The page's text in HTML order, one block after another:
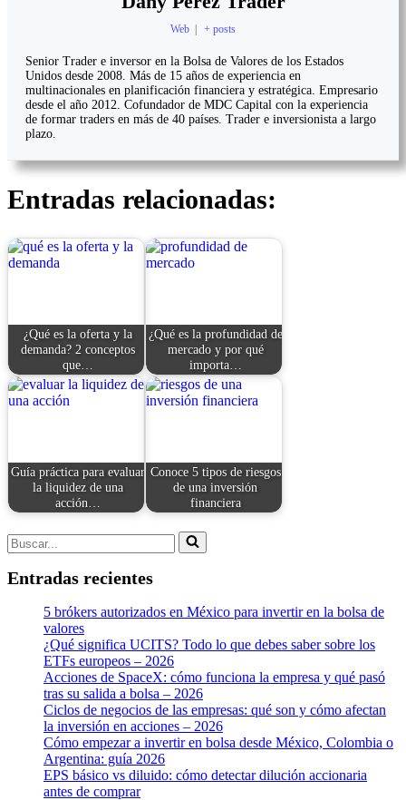
Web | + posts
Senior Trader e inversor en la Bolsa de Valores de los Estados
Unidos desde 2008. Más de 15 años de experiencia en
multinacionales en planificación financiera y estratégica. Empresario
desde el año 2012. Cofundador de MDC Capital con la experiencia
de formar traders en más de 40 países. Trader e inversionista a largo
plazo.
Entradas relacionadas:
¿Qué es la oferta y la
demanda? 2 conceptos
que…
¿Qué es la profundidad de
mercado y por qué
importa…
Guía práctica para evaluar
la liquidez de una
acción…
Conoce 5 tipos de riesgos
de una inversión
financiera
Buscar...
Entradas recientes
5 brókers autorizados en México para invertir en la bolsa de
valores
¿Qué significa UCITS? Todo lo que debes saber sobre los
ETFs europeos – 2026
Acciones de SpaceX: cómo funciona la empresa y qué pasó
tras su salida a bolsa – 2026
Ciclos de negocios de las empresas: qué son y cómo afectan
la inversión en acciones – 2026
Cómo empezar a invertir en bolsa desde México, Colombia o
Argentina: guía 2026
EPS básico vs diluido: cómo detectar dilución accionaria
antes de comprar